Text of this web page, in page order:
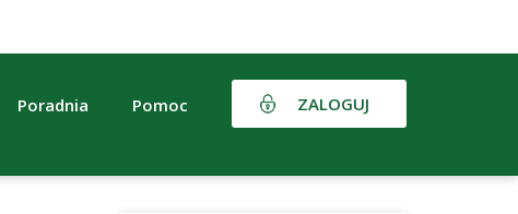
Poradnia Pomoc ZALOGUJ